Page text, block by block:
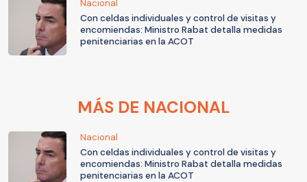
Nacional
Con celdas individuales y control de visitas y
encomiendas: Ministro Rabat detalla medidas
penitenciarias en la ACOT
MÁS DE NACIONAL
Nacional
Con celdas individuales y control de visitas y
encomiendas: Ministro Rabat detalla medidas
penitenciarias en la ACOT